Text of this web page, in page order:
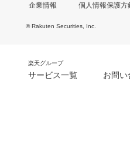
企業情報 個人情報保護方
© Rakuten Securities, Inc.
楽天グループ
サービス一覧 お問い